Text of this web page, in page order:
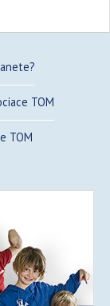
TOM
TOM